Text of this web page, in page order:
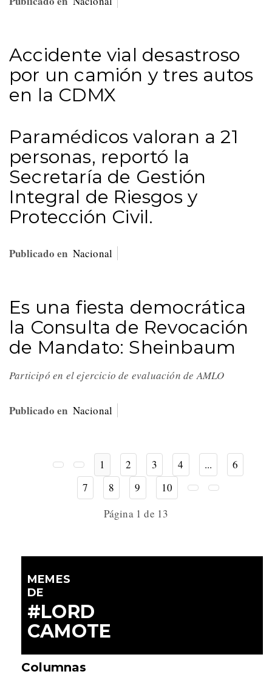
Accidente vial desastroso
por un camión y tres autos
en la CDMX
Paramédicos valoran a 21
personas, reportó la
Secretaría de Gestión
Integral de Riesgos y
Protección Civil.
Publicado en Nacional
Es una fiesta democrática
la Consulta de Revocación
de Mandato: Sheinbaum
Participó en el ejercicio de evaluación de AMLO
Publicado en Nacional
1 2 3 4 ...
6
7
8 9
10
Página 1 de 13
MEMES
DE
#LORD
CAMOTE
Columnas